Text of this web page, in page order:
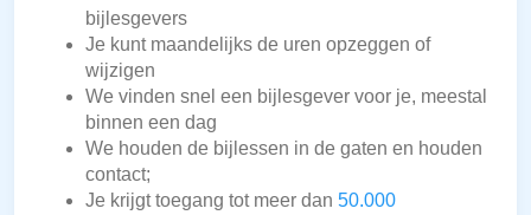
bijlesgevers
Je kunt maandelijks de uren opzeggen of
wijzigen
We vinden snel een bijlesgever voor je, meestal
binnen een dag
We houden de bijlessen in de gaten en houden
contact;
Je krijgt toegang tot meer dan 50.000